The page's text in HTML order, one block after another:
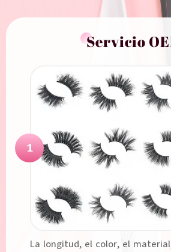
Servicio
1
La longitud, el color, el